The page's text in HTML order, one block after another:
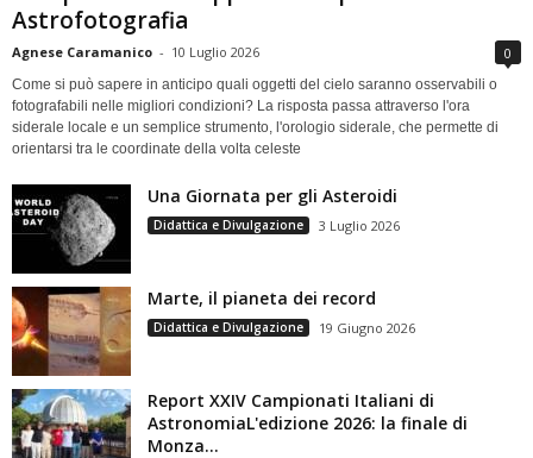
Astrofotografia
Agnese Caramanico - 10 Luglio 2026 0
Come si può sapere in anticipo quali oggetti del cielo saranno osservabili o
fotografabili nelle migliori condizioni? La risposta passa attraverso l'ora
siderale locale e un semplice strumento, l'orologio siderale, che permette di
orientarsi tra le coordinate della volta celeste
Una Giornata per gli Asteroidi
Didattica e Divulgazione 3 Luglio 2026
Marte, il pianeta dei record
Didattica e Divulgazione 19 Giugno 2026
Report XXIV Campionati Italiani di
AstronomiaL'edizione 2026: la finale di
Monza...